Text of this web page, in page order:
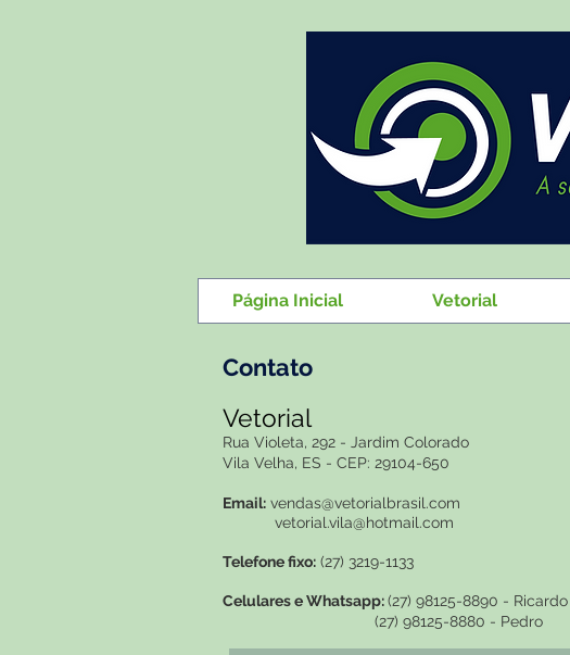
Contato
Vetorial
Rua Violeta, 292 - Jardim Colorado
Vila Velha, ES - CEP: 29104-650
Email: vendas@vetorialbrasil.com
vetorial.vila@hotmail.com
Telefone fixo: (27) 3219-1133
Celulares e Whatsapp:(27) 98125-8890 - Ricardo
(27) 98125-8880 - Pedro
Página Inicial Vetorial